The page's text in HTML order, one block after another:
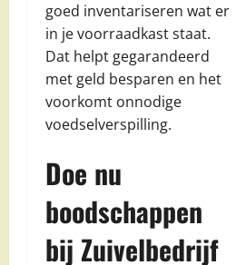
goed inventariseren wat er
in je voorraadkast staat.
Dat helpt gegarandeerd
met geld besparen en het
voorkomt onnodige
voedselverspilling.
Doe nu
boodschappen
bij Zuivelbedrijf